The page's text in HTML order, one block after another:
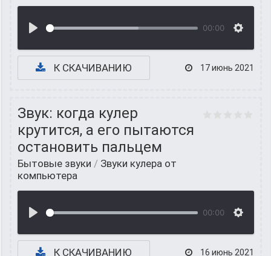
00:00
К СКАЧИВАНИЮ 17 июнь 2021
Звук: когда кулер
крутится, а его пытаются
остановить пальцем
Бытовые звуки / Звуки кулера от
компьютера
00:00
К СКАЧИВАНИЮ 16 июнь 2021